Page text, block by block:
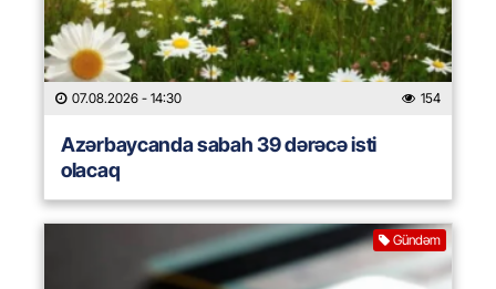
07.08.2026 - 14:30 154
Azərbaycanda sabah 39 dərəcə isti
olacaq
Gündəm